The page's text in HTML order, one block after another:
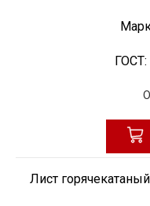
ГОСТ:
Лист